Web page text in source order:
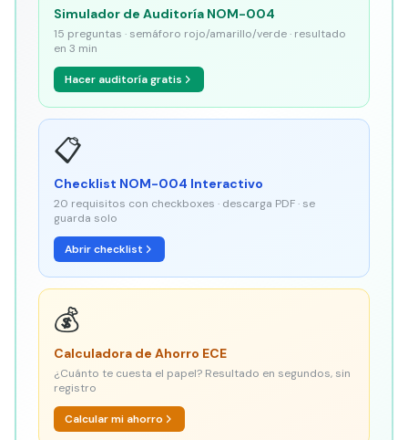
Simulador de Auditoría NOM-004
15 preguntas · semáforo rojo/amarillo/verde · resultado
en 3 min
Hacer auditoría gratis
📋
Checklist NOM-004 Interactivo
20 requisitos con checkboxes · descarga PDF · se
guarda solo
Abrir checklist
💰
Calculadora de Ahorro ECE
¿Cuánto te cuesta el papel? Resultado en segundos, sin
registro
Calcular mi ahorro